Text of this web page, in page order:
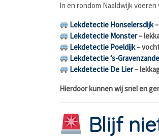
In en rondom Naaldwijk
Lekdetectie Honselersdijk–
Lekdetectie Monster–
Lekdetectie Poeldijk–
Lekdetectie ’s-Gravenzande
Lekdetectie De Lier–
Hierdoor kunnen wij snel en
Blijf